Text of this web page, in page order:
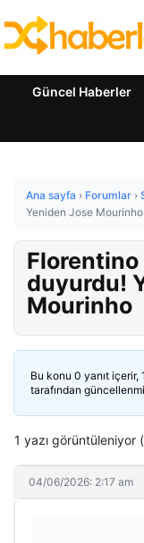
Güncel Haberler
Ana sayfa › Forumlar ›
Yeniden Jose Mourinho
Florentino
duyurdu!
Mourinho
Bu konu 0 yanıt içerir,
tarafından
1 yazı görüntüleniyor
04/06/2026: 2:17 am